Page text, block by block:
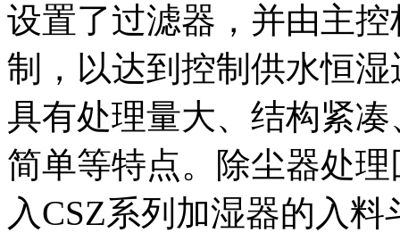
设置了过滤器，并由主
制，以达到控制供水恒
具有处理量大、结构紧
简单等特点。除尘器处
入CSZ系列加湿器的入